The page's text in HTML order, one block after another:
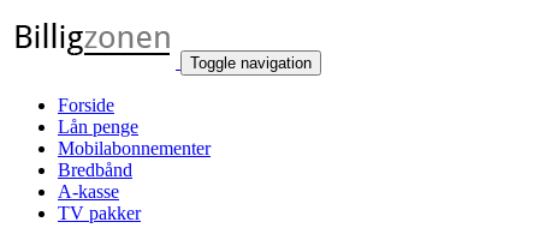
Toggle navigation
Forside
Lån penge
Mobilabonnementer
Bredbånd
A-kasse
TV pakker